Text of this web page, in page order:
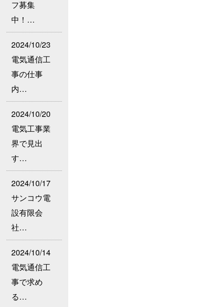
フ募集
中！…
2024/10/23
電気通信工
事の仕事
内…
2024/10/20
電気工事業
界で見出
す…
2024/10/17
サンコウ電
設有限会
社…
2024/10/14
電気通信工
事で求め
る…